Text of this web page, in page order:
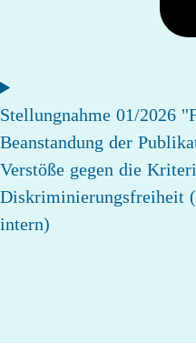
Stellungnahme 01/2026
Beanstandung der
Verstöße gegen die
Diskriminierungsfreiheit
intern)